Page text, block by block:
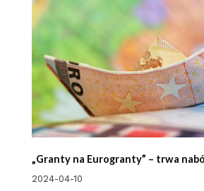
„Granty na Eurogranty” – trwa
2024-04-10